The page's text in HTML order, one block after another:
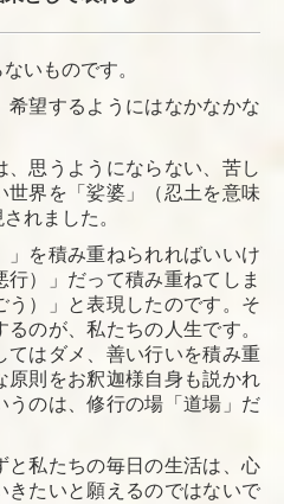
いものです。
希望するようにはなかなかな
、思うようにならない、苦し
世界を「娑婆」（忍土を意味
れました。
」を積み重ねられればいいけ
）」だって積み重ねてしま
う）」と表現したのです。そ
のが、私たちの人生です。
てはダメ、善い行いを積み重
原則をお釈迦様自身も説かれ
うのは、修行の場「道場」だ
と私たちの毎日の生活は、心
きたいと願えるのではないで